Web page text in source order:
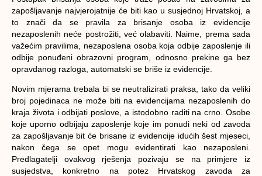
zapošljavanje najvjerojatnije će biti kao u susjednoj Hrvatskoj, a
to znači da se pravila za brisanje osoba iz evidencije
nezaposlenih neće postrožiti, već olabaviti. Naime, prema sada
važećim pravilima, nezaposlena osoba koja odbije zaposlenje ili
odbije ponuđeni obrazovni program, odnosno prekine ga bez
opravdanog razloga, automatski se briše iz evidencije.
Novim mjerama trebala bi se neutralizirati praksa, tako da veliki
broj pojedinaca ne može biti na evidencijama nezaposlenih do
kraja života i odbijati poslove, a istodobno raditi na crno. Osobe
koje uporno odbijaju zaposlenje koje im ponudi neki od zavoda
za zapošljavanje bit će brisane iz evidencije idućih šest mjeseci,
nakon čega se opet mogu evidentirati kao nezaposleni.
Predlagatelji ovakvog rješenja pozivaju se na primjere iz
susjedstva, konkretno na potez Hrvatskog zavoda za